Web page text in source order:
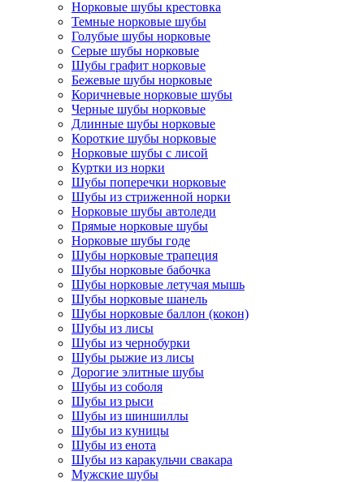
Норковые шубы крестовка
Темные норковые шубы
Голубые шубы норковые
Серые шубы норковые
Шубы графит норковые
Бежевые шубы норковые
Коричневые норковые шубы
Черные шубы норковые
Длинные шубы норковые
Короткие шубы норковые
Норковые шубы с лисой
Куртки из норки
Шубы поперечки норковые
Шубы из стриженной норки
Норковые шубы автоледи
Прямые норковые шубы
Норковые шубы годе
Шубы норковые трапеция
Шубы норковые бабочка
Шубы норковые летучая мышь
Шубы норковые шанель
Шубы норковые баллон (кокон)
Шубы из лисы
Шубы из чернобурки
Шубы рыжие из лисы
Дорогие элитные шубы
Шубы из соболя
Шубы из рыси
Шубы из шиншиллы
Шубы из куницы
Шубы из енота
Шубы из каракульчи свакара
Мужские шубы